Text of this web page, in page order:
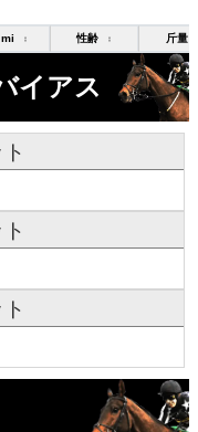
mi ↕ 性齢 ↕ 斤量
イアス